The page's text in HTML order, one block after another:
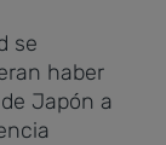
se
haber
Japón a